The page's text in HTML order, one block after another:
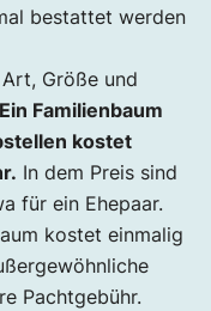
bestattet werden
Größe und
Ein Familienbaum
kostet
In dem Preis sind
für ein Ehepaar.
kostet einmalig
Pachtgebühr.